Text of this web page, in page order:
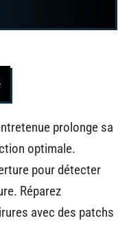
prolonge sa
optimale.
pour détecter
Réparez
avec des patchs